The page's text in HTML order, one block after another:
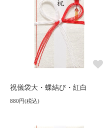
祝儀袋大・蝶結び・紅白
880円(税込)